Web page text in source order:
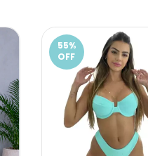
55%
OFF